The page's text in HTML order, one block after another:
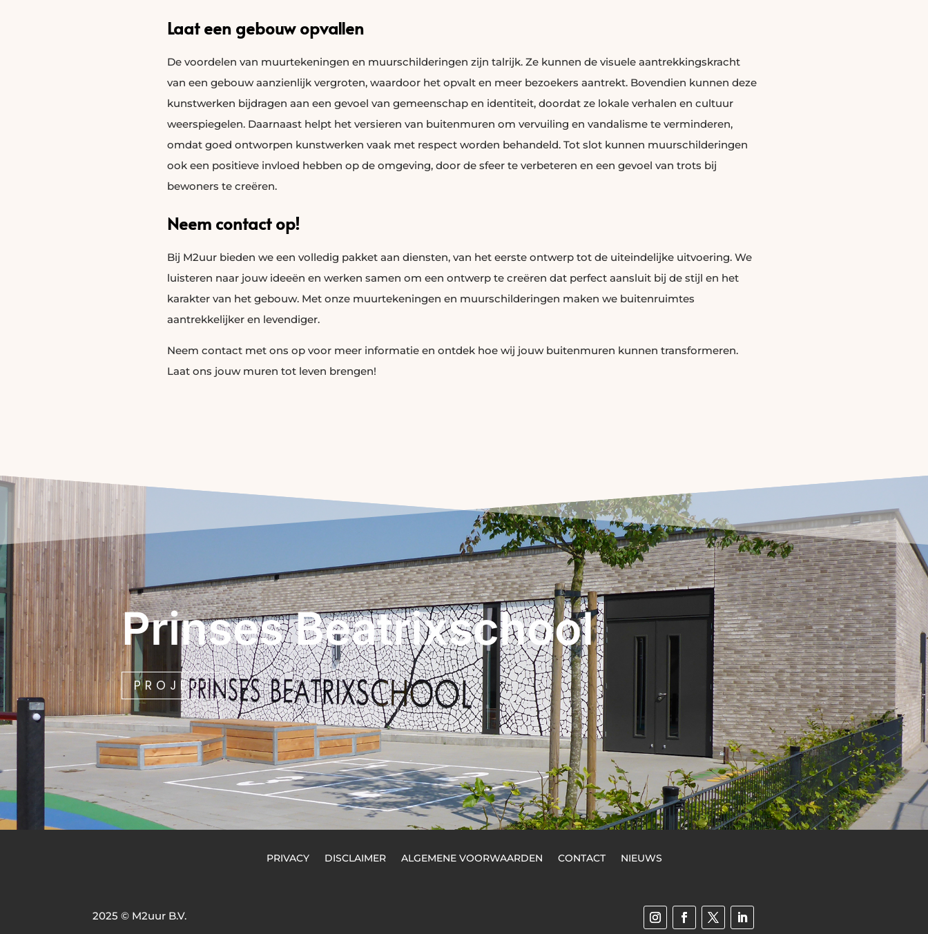
Laat een gebouw opvallen
De voordelen van muurtekeningen en muurschilderingen zijn talrijk. Ze kunnen de visuele aantrekkingskracht
van een gebouw aanzienlijk vergroten, waardoor het opvalt en meer bezoekers aantrekt. Bovendien kunnen deze
kunstwerken bijdragen aan een gevoel van gemeenschap en identiteit, doordat ze lokale verhalen en cultuur
weerspiegelen. Daarnaast helpt het versieren van buitenmuren om vervuiling en vandalisme te verminderen,
omdat goed ontworpen kunstwerken vaak met respect worden behandeld. Tot slot kunnen muurschilderingen
ook een positieve invloed hebben op de omgeving, door de sfeer te verbeteren en een gevoel van trots bij
bewoners te creëren.
Neem contact op!
Bij M2uur bieden we een volledig pakket aan diensten, van het eerste ontwerp tot de uiteindelijke uitvoering. We
luisteren naar jouw ideeën en werken samen om een ontwerp te creëren dat perfect aansluit bij de stijl en het
karakter van het gebouw. Met onze muurtekeningen en muurschilderingen maken we buitenruimtes
aantrekkelijker en levendiger.
Neem contactmet ons op voor meer informatie en ontdek hoe wij jouw buitenmuren kunnen transformeren.
Laat ons jouw muren tot leven brengen!
Prinses Beatrixschool
PROJECT
PRIVACY DISCLAIMER ALGEMENE VOORWAARDEN CONTACT NIEUWS
2025 © M2uur B.V.